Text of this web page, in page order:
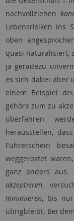
nachvollziehen
Lebensrisiken ins
oben
quasi naturalisiert,
ja geradezu
es sich dabei aber
einem Beispiel
gehöre zum zu
überfahren
herausstellen,
Führerschein
weggerostet
ganz anders aus.
akzeptieren,
minimieren, bis
übrigbleibt. Bei